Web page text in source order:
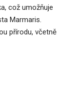
což umožňuje
Marmaris.
přírodu, včetně